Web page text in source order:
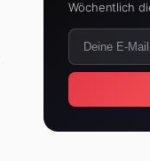
Wöchentlich